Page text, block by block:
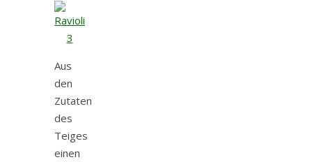
Aus
den
Zutaten
des
Teiges
einen